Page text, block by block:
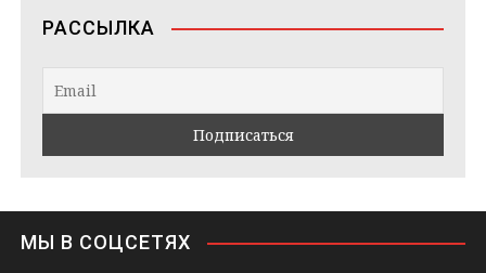
e
a
n
o
k
РАССЫЛКА
МЫ В СОЦСЕТЯХ